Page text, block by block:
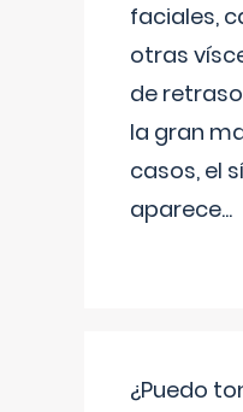
faciales,
otras
de
la gran
casos, el
aparece...
¿Puedo